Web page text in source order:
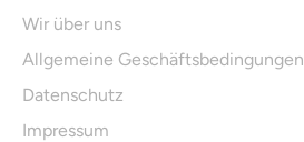
Wir über uns
Allgemeine Geschäftsbedingungen
Datenschutz
Impressum